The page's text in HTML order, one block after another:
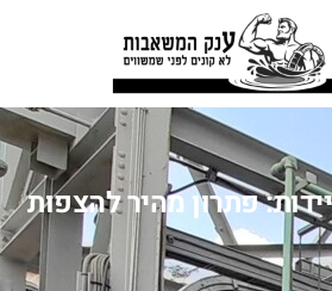
פתרון מהיר להצפות